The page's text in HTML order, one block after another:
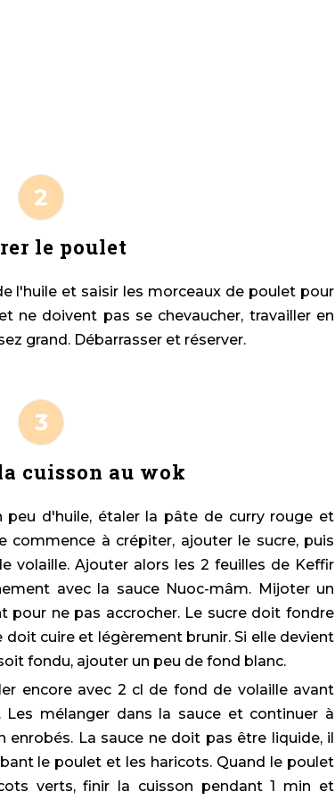
le poulet
l'huile et saisir les morceaux de poulet pour
ne doivent pas se chevaucher, travailler en
grand. Débarrasser et réserver.
cuisson au wok
peu d'huile, étaler la pâte de curry rouge et
commence à crépiter, ajouter le sucre, puis
volaille. Ajouter alors les 2 feuilles de Keffir
avec la sauce Nuoc-mâm. Mijoter un
pour ne pas accrocher. Le sucre doit fondre
cuire et légèrement brunir. Si elle devient
fondu, ajouter un peu de fond blanc.
encore avec 2 cl de fond de volaille avant
mélanger dans la sauce et continuer à
La sauce ne doit pas être liquide, il
le poulet et les haricots. Quand le poulet
verts, finir la cuisson pendant 1 min et